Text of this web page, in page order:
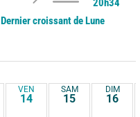
20h34
Dernier croissant de Lune
VEN
14
SAM
15
DIM
16